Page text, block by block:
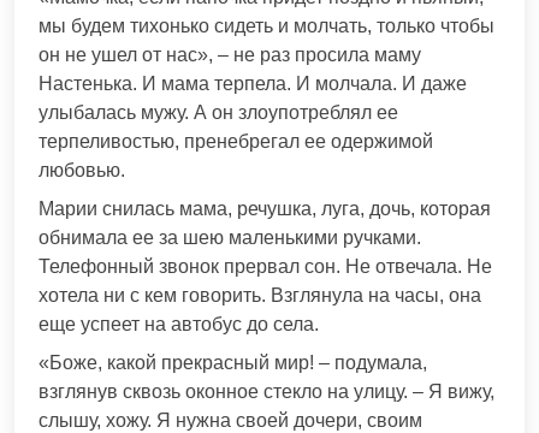
мы будем тихонько сидеть и молчать, только чтобы
он не ушел от нас», – не раз просила маму
Настенька. И мама терпела. И молчала. И даже
улыбалась мужу. А он злоупотреблял ее
терпеливостью, пренебрегал ее одержимой
любовью.
Марии снилась мама, речушка, луга, дочь, которая
обнимала ее за шею маленькими ручками.
Телефонный звонок прервал сон. Не отвечала. Не
хотела ни с кем говорить. Взглянула на часы, она
еще успеет на автобус до села.
«Боже, какой прекрасный мир! – подумала,
взглянув сквозь оконное стекло на улицу. – Я вижу,
слышу, хожу. Я нужна своей дочери, своим